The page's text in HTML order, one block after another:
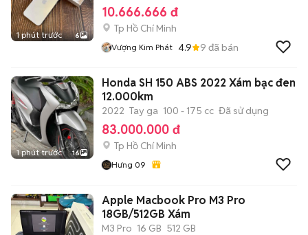
1 phút trước 6
10.666.666 đ
Tp Hồ Chí Minh
Vượng Kim Phát 4.9 9 đã bán
1 phút trước 16
Honda SH 150 ABS 2022 Xám bạc đen
12.000km
2022 Tay ga 100 - 175 cc Đã sử dụng
83.000.000 đ
Tp Hồ Chí Minh
Hưng 09
Apple Macbook Pro M3 Pro
18GB/512GB Xám
M3 Pro 16 GB 512 GB